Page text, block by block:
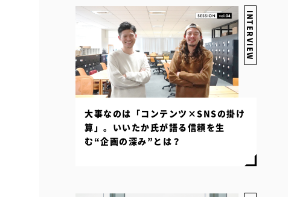
INTERVIEW
大事なのは「コンテンツ×SNSの掛け
算」。いいたか氏が語る信頼を生
む“企画の深み”とは？